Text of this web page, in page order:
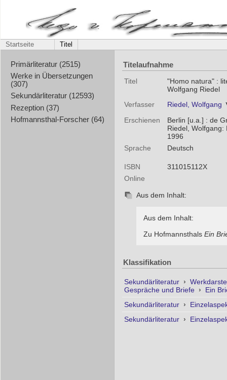
Startseite Titel
Primärliteratur (2515)
Werke in Übersetzungen
(307)
Sekundärliteratur (12593)
Rezeption (37)
Hofmannsthal-Forscher (64)
Titelaufnahme
Titel
"Homo natura" :
Wolfgang Riedel
Verfasser
Riedel, Wolfgang
Erschienen
Berlin [u.a.] : de
Riedel,
1996
Sprache
Deutsch
ISBN
311015112X
Online
Aus dem Inhalt:
Aus dem Inhalt:
Zu Hofmannsthals Ein
Klassifikation
Sekundärliteratur ›
Gespräche und Briefe ›
Ein
Sekundärliteratur ›
Sekundärliteratur ›